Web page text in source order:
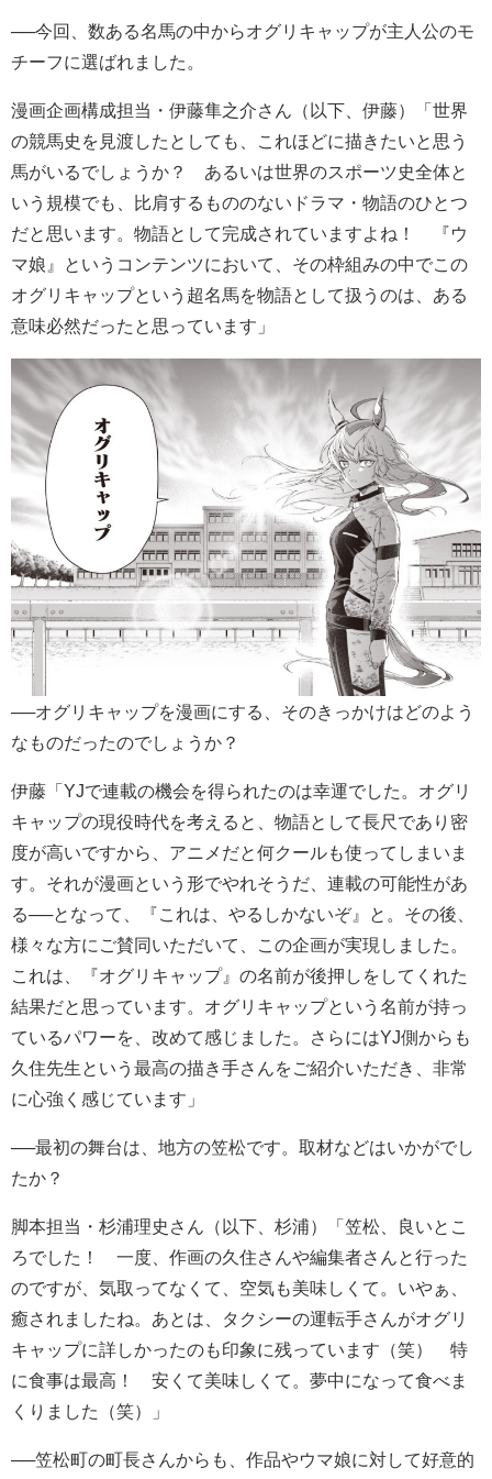
──今回、数ある名馬の中からオグリキャップが主人公のモ
チーフに選ばれました。
漫画企画構成担当・伊藤隼之介さん（以下、伊藤）「世界
の競馬史を見渡したとしても、これほどに描きたいと思う
馬がいるでしょうか？ あるいは世界のスポーツ史全体と
いう規模でも、比肩するもののないドラマ・物語のひとつ
だと思います。物語として完成されていますよね！ 『ウ
マ娘』というコンテンツにおいて、その枠組みの中でこの
オグリキャップという超名馬を物語として扱うのは、ある
意味必然だったと思っています」
──オグリキャップを漫画にする、そのきっかけはどのよう
なものだったのでしょうか？
伊藤「YJで連載の機会を得られたのは幸運でした。オグリ
キャップの現役時代を考えると、物語として長尺であり密
度が高いですから、アニメだと何クールも使ってしまいま
す。それが漫画という形でやれそうだ、連載の可能性があ
る──となって、『これは、やるしかないぞ』と。その後、
様々な方にご賛同いただいて、この企画が実現しました。
これは、『オグリキャップ』の名前が後押しをしてくれた
結果だと思っています。オグリキャップという名前が持っ
ているパワーを、改めて感じました。さらにはYJ側からも
久住先生という最高の描き手さんをご紹介いただき、非常
に心強く感じています」
──最初の舞台は、地方の笠松です。取材などはいかがでし
たか？
脚本担当・杉浦理史さん（以下、杉浦）「笠松、良いとこ
ろでした！ 一度、作画の久住さんや編集者さんと行った
のですが、気取ってなくて、空気も美味しくて。いやぁ、
癒されましたね。あとは、タクシーの運転手さんがオグリ
キャップに詳しかったのも印象に残っています（笑） 特
に食事は最高！ 安くて美味しくて。夢中になって食べま
くりました（笑）」
──笠松町の町長さんからも、作品やウマ娘に対して好意的